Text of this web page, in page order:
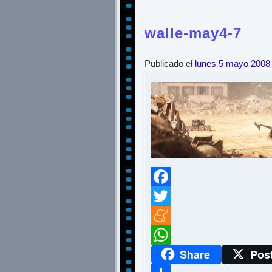
walle-may4-7
Publicado el lunes 5 mayo 2008
Facebook
Twitter
Meneame
WhatsAppShare